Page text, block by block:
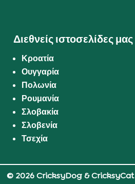
Διεθνείς ιστοσελίδες μας
Κροατία
Ουγγαρία
Πολωνία
Ρουμανία
Σλοβακία
Σλοβενία
Τσεχία
© 2026 CricksyDog & CricksyCat